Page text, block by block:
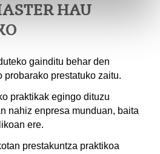
HAU
gainditu behar den
probarako prestatuko zaitu.
praktikak egingo dituzu
nahiz enpresa munduan, baita
ere.
prestakuntza praktikoa